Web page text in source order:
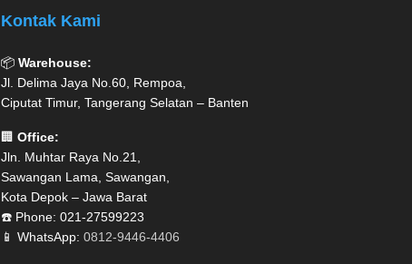
Kontak Kami
📦 Warehouse:
Jl. Delima Jaya No.60, Rempoa,
Ciputat Timur, Tangerang Selatan – Banten
🏢 Office:
Jln. Muhtar Raya No.21,
Sawangan Lama, Sawangan,
Kota Depok – Jawa Barat
☎️ Phone: 021-27599223
📱 WhatsApp: 0812-9446-4406